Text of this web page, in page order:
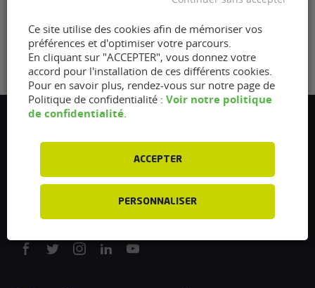
5 avenue des Renardières
info@flexfuel-company.com
On
On
On
On
On
Ce site utilise des cookies afin de mémoriser vos
préférences et d'optimiser votre parcours.
En cliquant sur "ACCEPTER", vous donnez votre
accord pour l'installation de ces différents cookies.
Pour en savoir plus, rendez-vous sur notre page de
Politique de confidentialité : Voir notre politique
de confidentialité.
ACCEPTER
PERSONNALISER